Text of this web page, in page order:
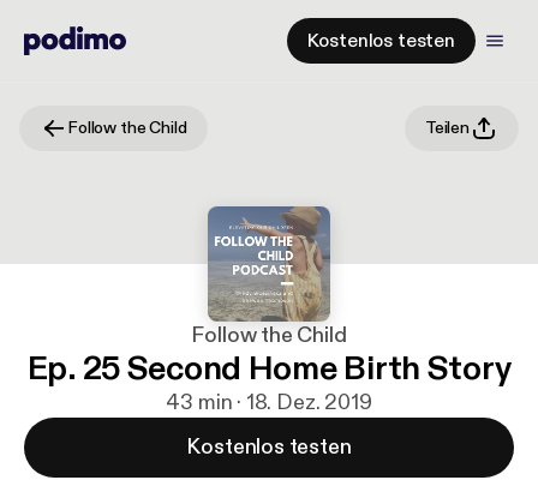
Kostenlos testen
Follow the Child Teilen
Follow the Child
Ep. 25 Second Home Birth Story
43 min · 18. Dez. 2019
Kostenlos testen